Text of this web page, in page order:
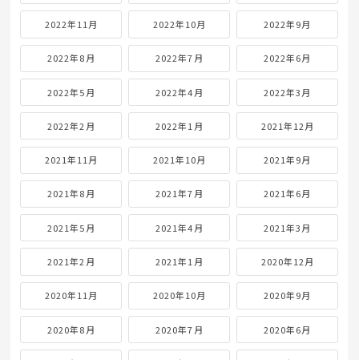
2022年11月 2022年10月 2022年9月
2022年8月 2022年7月 2022年6月
2022年5月 2022年4月 2022年3月
2022年2月 2022年1月 2021年12月
2021年11月 2021年10月 2021年9月
2021年8月 2021年7月 2021年6月
2021年5月 2021年4月 2021年3月
2021年2月 2021年1月 2020年12月
2020年11月 2020年10月 2020年9月
2020年8月 2020年7月 2020年6月